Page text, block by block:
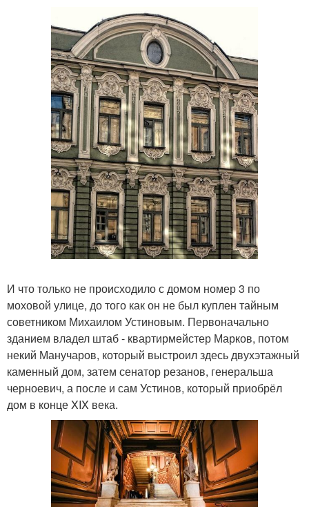
И что только не происходило с домом номер 3 по
моховой улице, до того как он не был куплен тайным
советником Михаилом Устиновым. Первоначально
зданием владел штаб - квартирмейстер Марков, потом
некий Манучаров, который выстроил здесь двухэтажный
каменный дом, затем сенатор резанов, генеральша
черноевич, а после и сам Устинов, который приобрёл
дом в конце XIX века.